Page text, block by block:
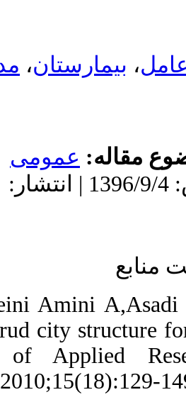
،مدیران
عمومى
دریافت: 1396/5/26 | پذیرش: 1396/9/4 | انتشار:
1. Hosseini Amini
of langerud city
Journal of